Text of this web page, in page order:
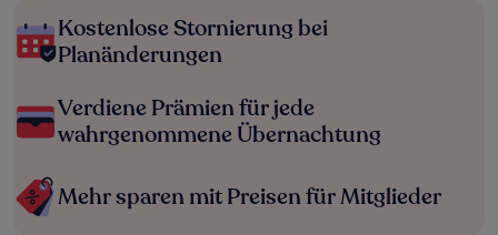
Kostenlose Stornierung bei
Planänderungen
Verdiene Prämien für jede
wahrgenommene Übernachtung
Mehr sparen mit Preisen für Mitglieder